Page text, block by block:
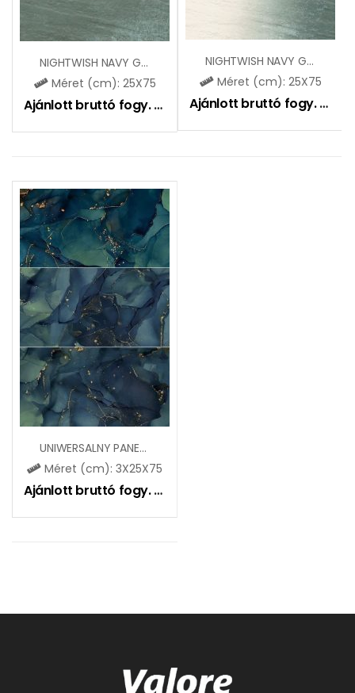
NIGHTWISH NAVY GREEN STR MAT
Méret (cm): 25X75
Ajánlott bruttó fogy. ár: 11400Ft
NIGHTWISH NAVY GREEN TONAL STR MAT
Méret (cm): 25X75
Ajánlott bruttó fogy. ár:
UNIWERSALNY PANEL SZKLANY NAVY
Méret (cm): 3X25X75
Ajánlott bruttó fogy. ár: